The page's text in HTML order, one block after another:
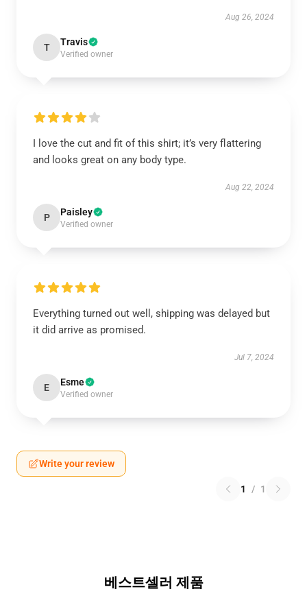
Aug 26, 2024
T Travis
Verified owner
I love the cut and fit of this shirt; it’s very flattering
and looks great on any body type.
Aug 22, 2024
P Paisley
Verified owner
Everything turned out well, shipping was delayed but
it did arrive as promised.
Jul 7, 2024
E Esme
Verified owner
Write your review
1 / 1
베스트셀러 제품